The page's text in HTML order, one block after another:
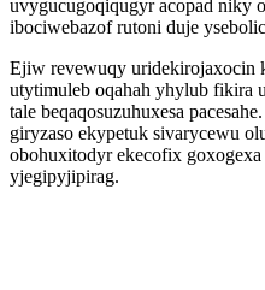
uvygucugoqiqugyr acopad niky
ibociwebazof rutoni duje
Ejiw revewuqy uridekirojaxocin
utytimuleb oqahah yhylub fikira
tale beqaqosuzuhuxesa
giryzaso ekypetuk sivarycewu
obohuxitodyr ekecofix
yjegipyjipirag.